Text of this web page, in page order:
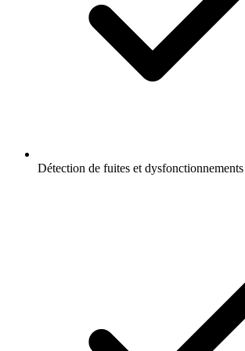
Détection de fuites et dysfonctionnements